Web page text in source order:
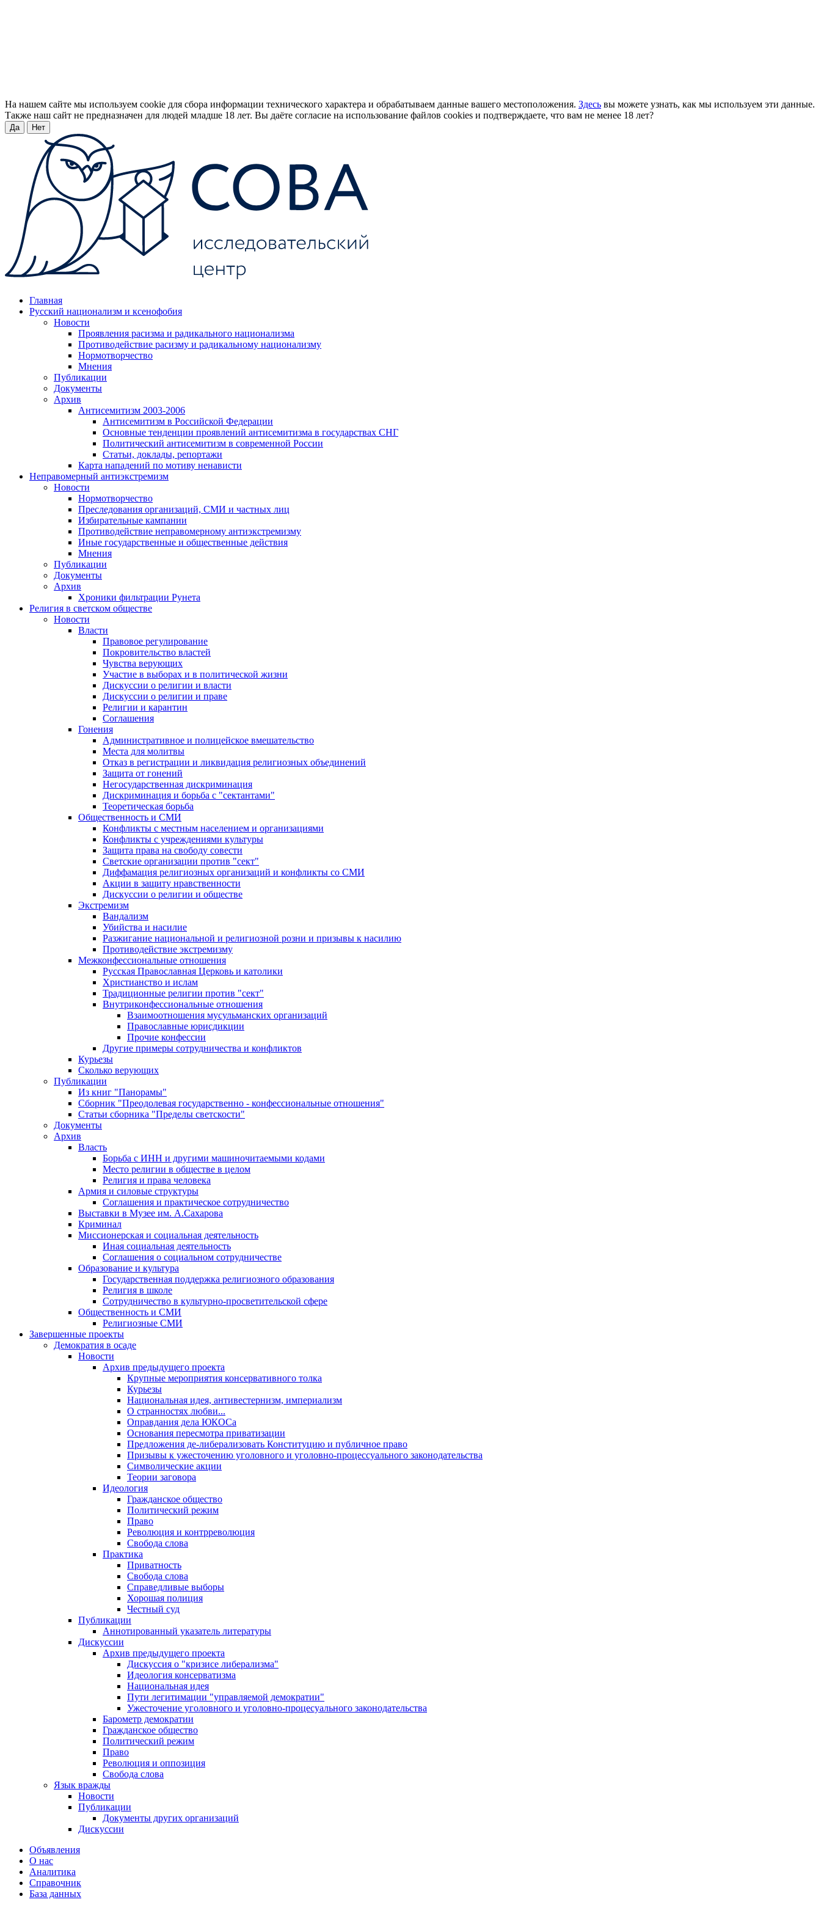
На нашем сайте мы используем cookie для сбора информации технического характера и обрабатываем данные вашего местоположения. Здесь вы можете узнать, как мы используем эти данные.
Также наш сайт не предназначен для людей младше 18 лет. Вы даёте согласие на использование файлов cookies и подтверждаете, что вам не менее 18 лет?
Да Нет
Главная
Русский национализм и ксенофобия
Новости
Проявления расизма и радикального национализма
Противодействие расизму и радикальному национализму
Нормотворчество
Мнения
Публикации
Документы
Архив
Антисемитизм 2003-2006
Антисемитизм в Российской Федерации
Основные тенденции проявлений антисемитизма в государствах СНГ
Политический антисемитизм в современной России
Статьи, доклады, репортажи
Карта нападений по мотиву ненависти
Неправомерный антиэкстремизм
Новости
Нормотворчество
Преследования организаций, СМИ и частных лиц
Избирательные кампании
Противодействие неправомерному антиэкстремизму
Иные государственные и общественные действия
Мнения
Публикации
Документы
Архив
Хроники фильтрации Рунета
Религия в светском обществе
Новости
Власти
Правовое регулирование
Покровительство властей
Чувства верующих
Участие в выборах и в политической жизни
Дискуссии о религии и власти
Дискуссии о религии и праве
Религии и карантин
Соглашения
Гонения
Административное и полицейское вмешательство
Места для молитвы
Отказ в регистрации и ликвидация религиозных объединений
Защита от гонений
Негосударственная дискриминация
Дискриминация и борьба с "сектантами"
Теоретическая борьба
Общественность и СМИ
Конфликты с местным населением и организациями
Конфликты с учреждениями культуры
Защита права на свободу совести
Светские организации против "сект"
Диффамация религиозных организаций и конфликты со СМИ
Акции в защиту нравственности
Дискуссии о религии и обществе
Экстремизм
Вандализм
Убийства и насилие
Разжигание национальной и религиозной розни и призывы к насилию
Противодействие экстремизму
Межконфессиональные отношения
Русская Православная Церковь и католики
Христианство и ислам
Традиционные религии против "сект"
Внутриконфессиональные отношения
Взаимоотношения мусульманских организаций
Православные юрисдикции
Прочие конфессии
Другие примеры сотрудничества и конфликтов
Курьезы
Сколько верующих
Публикации
Из книг "Панорамы"
Сборник "Преодолевая государственно - конфессиональные отношения"
Статьи сборника "Пределы светскости"
Документы
Архив
Власть
Борьба с ИНН и другими машиночитаемыми кодами
Место религии в обществе в целом
Религия и права человека
Армия и силовые структуры
Соглашения и практическое сотрудничество
Выставки в Музее им. А.Сахарова
Криминал
Миссионерская и социальная деятельность
Иная социальная деятельность
Соглашения о социальном сотрудничестве
Образование и культура
Государственная поддержка религиозного образования
Религия в школе
Сотрудничество в культурно-просветительской сфере
Общественность и СМИ
Религиозные СМИ
Завершенные проекты
Демократия в осаде
Новости
Архив предыдущего проекта
Крупные мероприятия консервативного толка
Курьезы
Национальная идея, антивестернизм, империализм
О странностях любви...
Оправдания дела ЮКОСа
Основания пересмотра приватизации
Предложения де-либерализовать Конституцию и публичное право
Призывы к ужесточению уголовного и уголовно-процессуального законодательства
Символические акции
Теории заговора
Идеология
Гражданское общество
Политический режим
Право
Революция и контрреволюция
Свобода слова
Практика
Приватность
Свобода слова
Справедливые выборы
Хорошая полиция
Честный суд
Публикации
Аннотированный указатель литературы
Дискуссии
Архив предыдущего проекта
Дискуссия о "кризисе либерализма"
Идеология консерватизма
Национальная идея
Пути легитимации "управляемой демократии"
Ужесточение уголовного и уголовно-процесуального законодательства
Барометр демократии
Гражданское общество
Политический режим
Право
Революция и оппозиция
Свобода слова
Язык вражды
Новости
Публикации
Документы других организаций
Дискуссии
Объявления
О нас
Аналитика
Справочник
База данных